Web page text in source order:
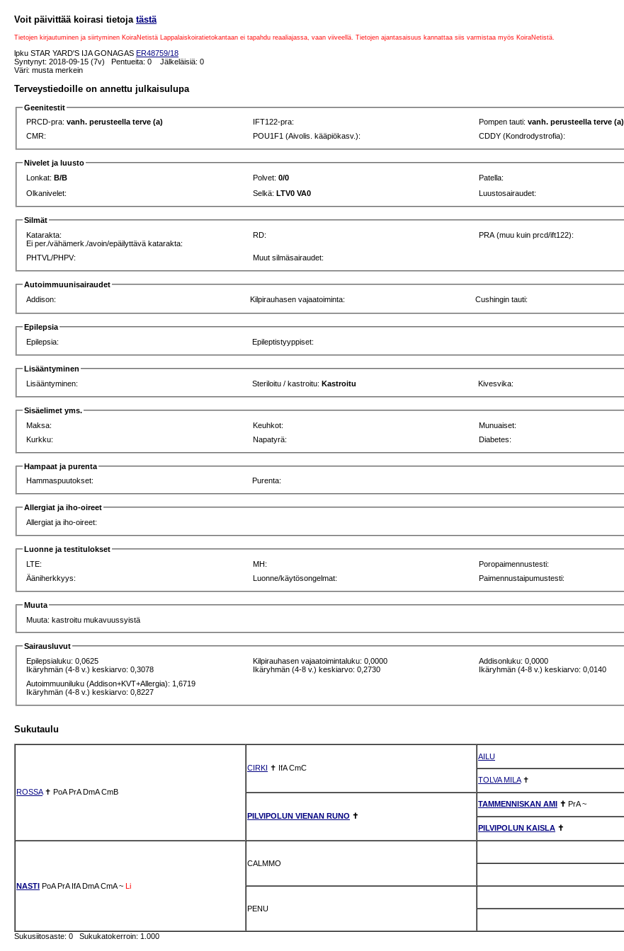
Voit päivittää koirasi tietoja tästä
Tietojen kirjautuminen ja siirtyminen KoiraNetistä Lappalaiskoiratietokantaan ei tapahdu reaaliajassa, vaan viiveellä. Tietojen ajantasaisuus kannattaa siis varmistaa myös KoiraNetistä.
lpku STAR YARD'S IJA GONAGAS ER48759/18
Syntynyt: 2018-09-15 (7v) Pentueita: 0 Jälkeläisiä: 0
Väri: musta merkein
Terveystiedoille on annettu julkaisulupa
Geenitestit
PRCD-pra:vanh. perusteella terve (a) IFT122-pra: Pompen tauti:vanh. perusteella terve (a)
CMR:
POU1F1 (Aivolis. kääpiökasv.): CDDY (Kondrodystrofia):
Nivelet ja luusto
Lonkat:B/B Polvet:0/0 Patella:
Olkanivelet:
Selkä:LTV0 VA0 Luustosairaudet:
Silmät
Katarakta:
Ei per./vähämerk./avoin/epäilyttävä katarakta:
RD: PRA (muu kuin prcd/ift122):
PHTVL/PHPV: Muut silmäsairaudet:
Autoimmuunisairaudet
Addison:
Kilpirauhasen vajaatoiminta: Cushingin tauti:
Epilepsia
Epilepsia:
Epileptistyyppiset:
Lisääntyminen
Lisääntyminen:
Steriloitu / kastroitu:Kastroitu Kivesvika:
Sisäelimet yms.
Maksa:
Keuhkot: Munuaiset:
Kurkku:
Napatyrä: Diabetes:
Hampaat ja purenta
Hammaspuutokset:
Purenta:
Allergiat ja iho-oireet
Allergiat ja iho-oireet:
Luonne ja testitulokset
LTE:
MH: Poropaimennustesti:
Ääniherkkyys:
Luonne/käytösongelmat: Paimennustaipumustesti:
Muuta
Muuta: kastroitu mukavuussyistä
Sairausluvut
Epilepsialuku: 0,0625
Ikäryhmän (4-8 v.) keskiarvo: 0,3078
Kilpirauhasen vajaatoimintaluku: 0,0000
Ikäryhmän (4-8 v.) keskiarvo: 0,2730
Addisonluku: 0,0000
Ikäryhmän (4-8 v.) keskiarvo: 0,0140
Autoimmuuniluku (Addison+KVT+Allergia): 1,6719
Ikäryhmän (4-8 v.) keskiarvo: 0,8227
Sukutaulu
ROSSA✝ PoA PrA DmA CmB
CIRKI ✝ IfA CmC
AILU
TOLVA MILA✝
PILVIPOLUN VIENAN RUNO ✝
TAMMENNISKAN AMI ✝ PrA ~
PILVIPOLUN KAISLA ✝
NASTI PoA PrA IfA DmA CmA ~ Li
CALMMO
PENU
Sukusiitosaste: 0 Sukukatokerroin: 1.000